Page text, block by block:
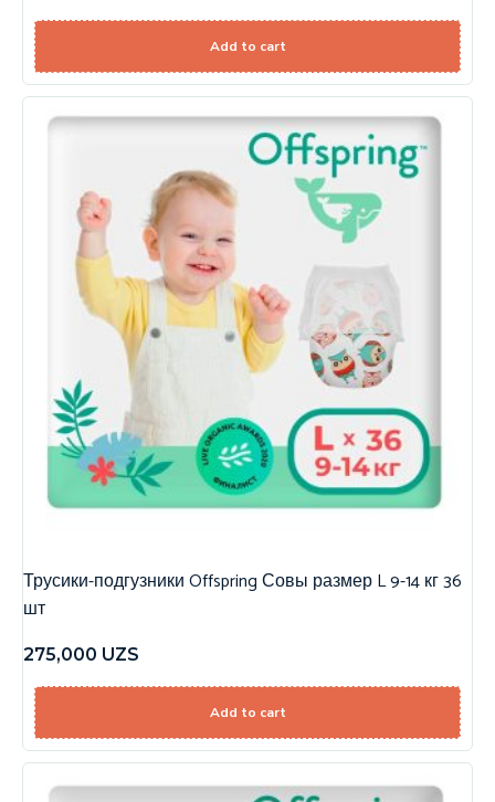
Add to cart
Трусики-подгузники Offspring Совы размер L 9-14 кг 36
шт
275,000 UZS
Add to cart